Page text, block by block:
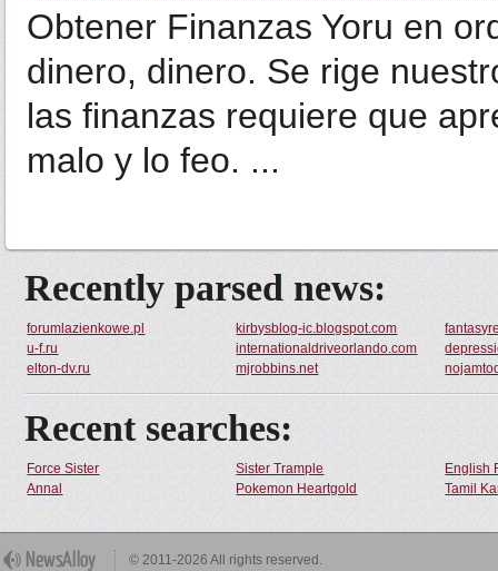
Obtener Finanzas Yoru en
dinero, dinero. Se rige
las finanzas requiere que
malo y lo feo. ...
Recently parsed news:
forumlazienkowe.pl kirbysblog-ic.blogspot.com
u-f.ru
internationaldriveorlando.com
elton-dv.ru
mjrobbins.net
Recent searches:
Force Sister Sister Trample
English
Annal
Pokemon Heartgold Tamil
© 2011-2026 All rights reserved.